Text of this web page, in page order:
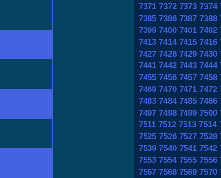
7371 7372 7373 7374
7385 7386 7387 7388
7399 7400 7401 7402
7413 7414 7415 7416
7427 7428 7429 7430
7441 7442 7443 7444
7455 7456 7457 7458
7469 7470 7471 7472
7483 7484 7485 7486
7497 7498 7499 7500
7511 7512 7513 7514
7525 7526 7527 7528
7539 7540 7541 7542
7553 7554 7555 7556
7567 7568 7569 7570